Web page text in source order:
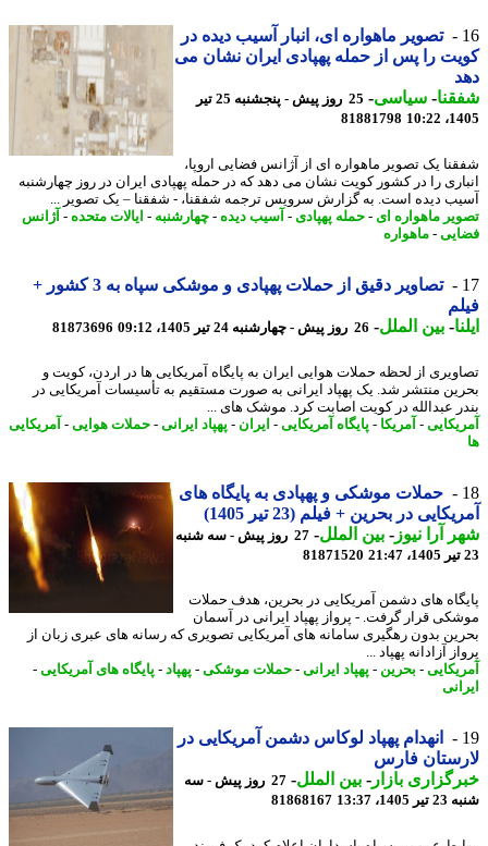
تصویر ماهواره ای، انبار آسیب دیده در
را پس از حمله پهپادی ایران نشان می
-سیاسی-
25 روز پیش - پنجشنبه 25 تیر
81881798
یک تصویر ماهواره ای از آژانس فضایی اروپا،
را در کشور کویت نشان می دهد که در حمله پهپادی ایران در روز چهارشنبه
دیده است. به گزارش سرویس ترجمه شفقنا، - شفقنا – یک تصویر ...
ماهواره ای - حمله پهپادی-آسیب دیده -چهارشنبه-ایالات متحده-آژانس
-ماهواره
تصاویر دقیق از حملات پهپادی و موشکی سپاه به 3 کشور +
-بین الملل-26 روز پیش - چهارشنبه 24 تیر 1405، 09:12 81873696
از لحظه حملات هوایی ایران به پایگاه آمریکایی ها در اردن، کویت و
منتشر شد. یک پهپاد ایرانی به صورت مستقیم به تأسیسات آمریکایی در
عبدالله در کویت اصابت کرد. موشک های ...
-آمریکا- پایگاه آمریکایی-ایران - پهپاد ایرانی- حملات هوایی- آمریکایی
حملات موشکی و پهپادی به پایگاه های
در بحرین + فیلم (23 تیر 1405)
آرا نیوز-بین الملل-
27 روز پیش - سه شنبه
81871520
های دشمن آمریکایی در بحرین، هدف حملات
قرار گرفت. - پرواز پهپاد ایرانی در آسمان
بدون رهگیری سامانه های آمریکایی تصویری که رسانه های عبری زبان از
آزادانه پهپاد ...
-بحرین- پهپاد ایرانی- حملات موشکی-پهپاد -پایگاه های آمریکایی-
انهدام پهپاد لوکاس دشمن آمریکایی در
فارس
بازار- بین الملل-
27 روز پیش - سه
13:37
81868167